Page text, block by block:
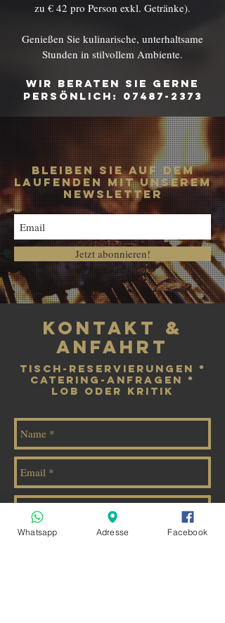
zu € 42 pro Person exkl. Getränke).
Genießen Sie kulinarische, unterhaltsame
Stunden in stilvollem Ambiente.
Wir beraten Sie gerne
persönlich: 07487-2373
BLEIBEN SIE AUF DEM
LAUFENDEN MIT UNSEREM
NEWSLETTER
Jetzt abonnieren!
kontakt &
anfahrt
tisch-reservierungen *
catering-anfragen *
lob oder Kritik
Whatsapp Adresse Facebook